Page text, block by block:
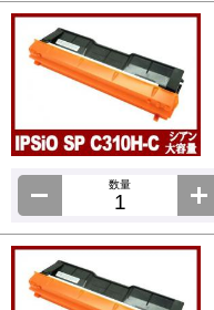
数量